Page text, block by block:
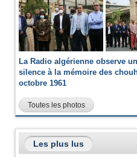
La Radio algérienne observe
silence à la mémoire des
octobre 1961
Toutes les photos
Les plus lus